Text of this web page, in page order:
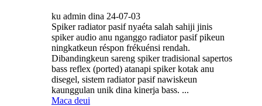
ku admin dina 24-07-03
Spiker radiator pasif nyaéta salah sahiji jinis
spiker audio anu nganggo radiator pasif pikeun
ningkatkeun réspon frékuénsi rendah.
Dibandingkeun sareng spiker tradisional sapertos
bass reflex (ported) atanapi spiker kotak anu
disegel, sistem radiator pasif nawiskeun
kaunggulan unik dina kinerja bass. ...
Maca deui